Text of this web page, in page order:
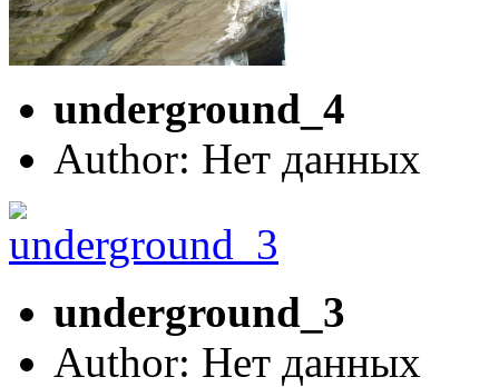
underground_4
Author: Нет данных
underground_3
Author: Нет данных